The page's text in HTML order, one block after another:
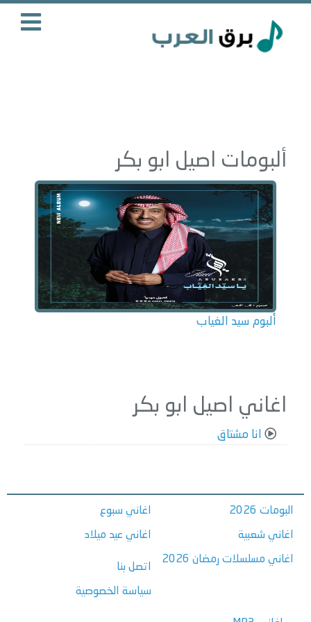
ألبومات اصيل ابو بكر
ألبوم سيد الغياب
اغاني اصيل ابو بكر
انا مشتاق
البومات 2026
اغاني شعبية
اغاني مسلسلات رمضان 2026
اغاني سبوع
اغاني عيد ميلاد
اتصل بنا
سياسة الخصوصية